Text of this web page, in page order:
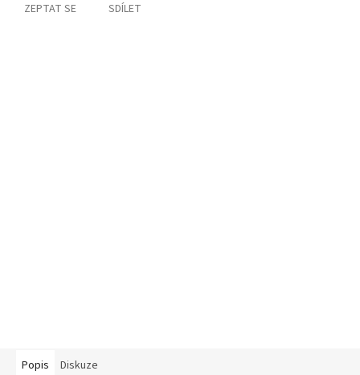
ZEPTAT SE SDÍLET
Popis Diskuze